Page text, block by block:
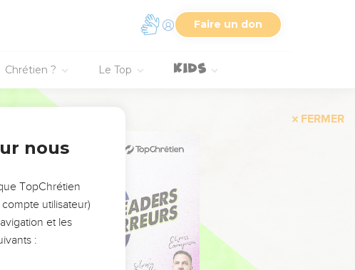
Faire un don
Chrétien ? Le Top
FERMER
nous
TopChrétien
utilisateur)
et les
: